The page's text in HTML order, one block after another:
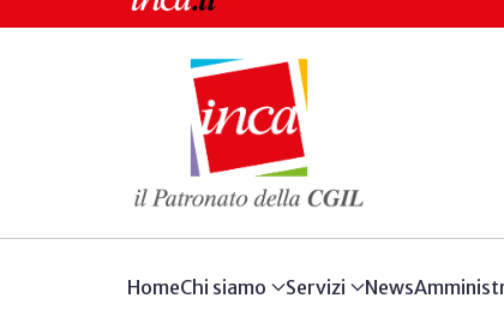
HomeChi siamo Servizi News